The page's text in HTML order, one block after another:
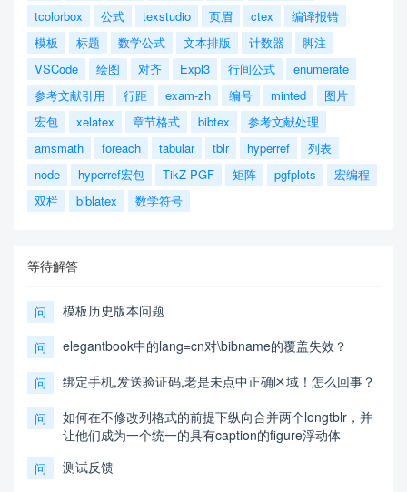
tcolorbox
公式 texstudio 页眉 ctex
编译报错
模板
标题 数学公式 文本排版 计数器
脚注
VSCode
绘图 对齐 Expl3 行间公式
enumerate
参考文献引用
行距 exam-zh 编号 minted
图片
宏包
xelatex 章节格式 bibtex
参考文献处理
amsmath
foreach tabular tblr hyperref
列表
node
hyperref宏包 TikZ-PGF 矩阵 pgfplots
宏编程
双栏
biblatex 数学符号
等待解答
问 模板历史版本问题
问 elegantbook中的lang=cn对\bibname的覆盖失效？
问 绑定手机,发送验证码,老是未点中正确区域！怎么回事？
问
如何在不修改列格式的前提下纵向合并两个longtblr，并
让他们成为一个统一的具有caption的figure浮动体
问 测试反馈